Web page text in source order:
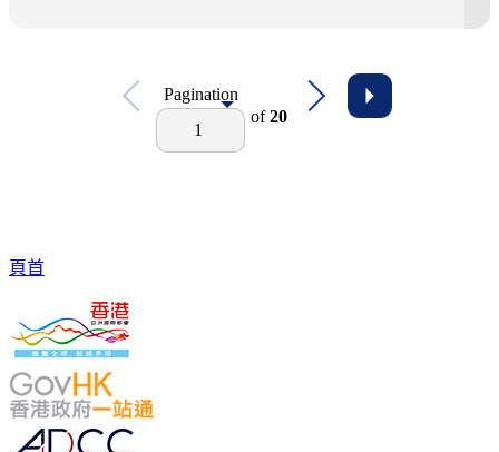
Pagination
1
of20
頁首